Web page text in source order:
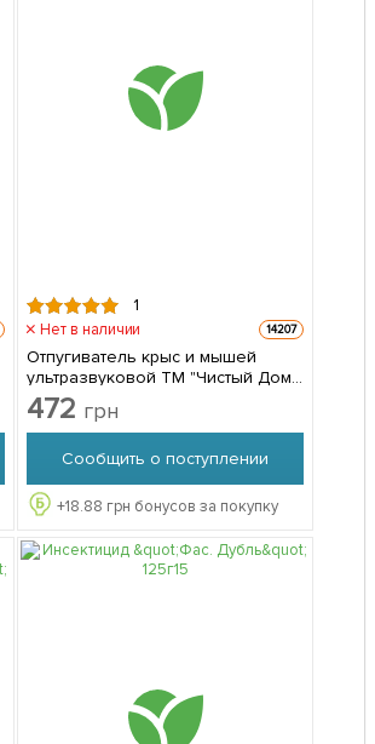
1
Нет в наличии 14207
Отпугиватель крыс и мышей
ультразвуковой ТМ "Чистый Дом"
1шт
472 грн
Сообщить о поступлении
+18.88 грн бонусов за покупку